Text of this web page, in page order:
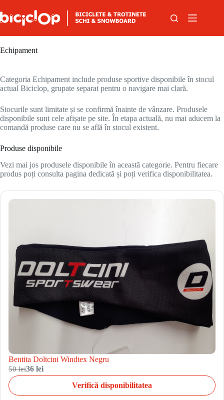
Echipament
Categoria Echipament include produse sportive disponibile în stocul
actual Biciclop, grupate separat pentru o navigare mai clară.
Stocurile sunt limitate și se confirmă înainte de vânzare. Produsele
disponibile sunt cele afișate pe site. În etapa actuală, nu mai aducem la
comandă produse care nu se află în stocul existent.
Produse disponibile
Vezi mai jos produsele disponibile în această categorie. Pentru fiecare
produs poți consulta pagina dedicată și poți verifica disponibilitatea.
Bentita Doltcini Windtex Negru
50 lei36 lei
Verifică disponibilitatea